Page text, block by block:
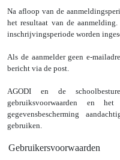
Na afloop van de
het resultaat van de
inschrijvingsperiode worden
Als de aanmelder geen e-
bericht via de post.
AGODI en de
gebruiksvoorwaarden en
gegevensbescherming
gebruiken.
Gebruikersvoorwaarden